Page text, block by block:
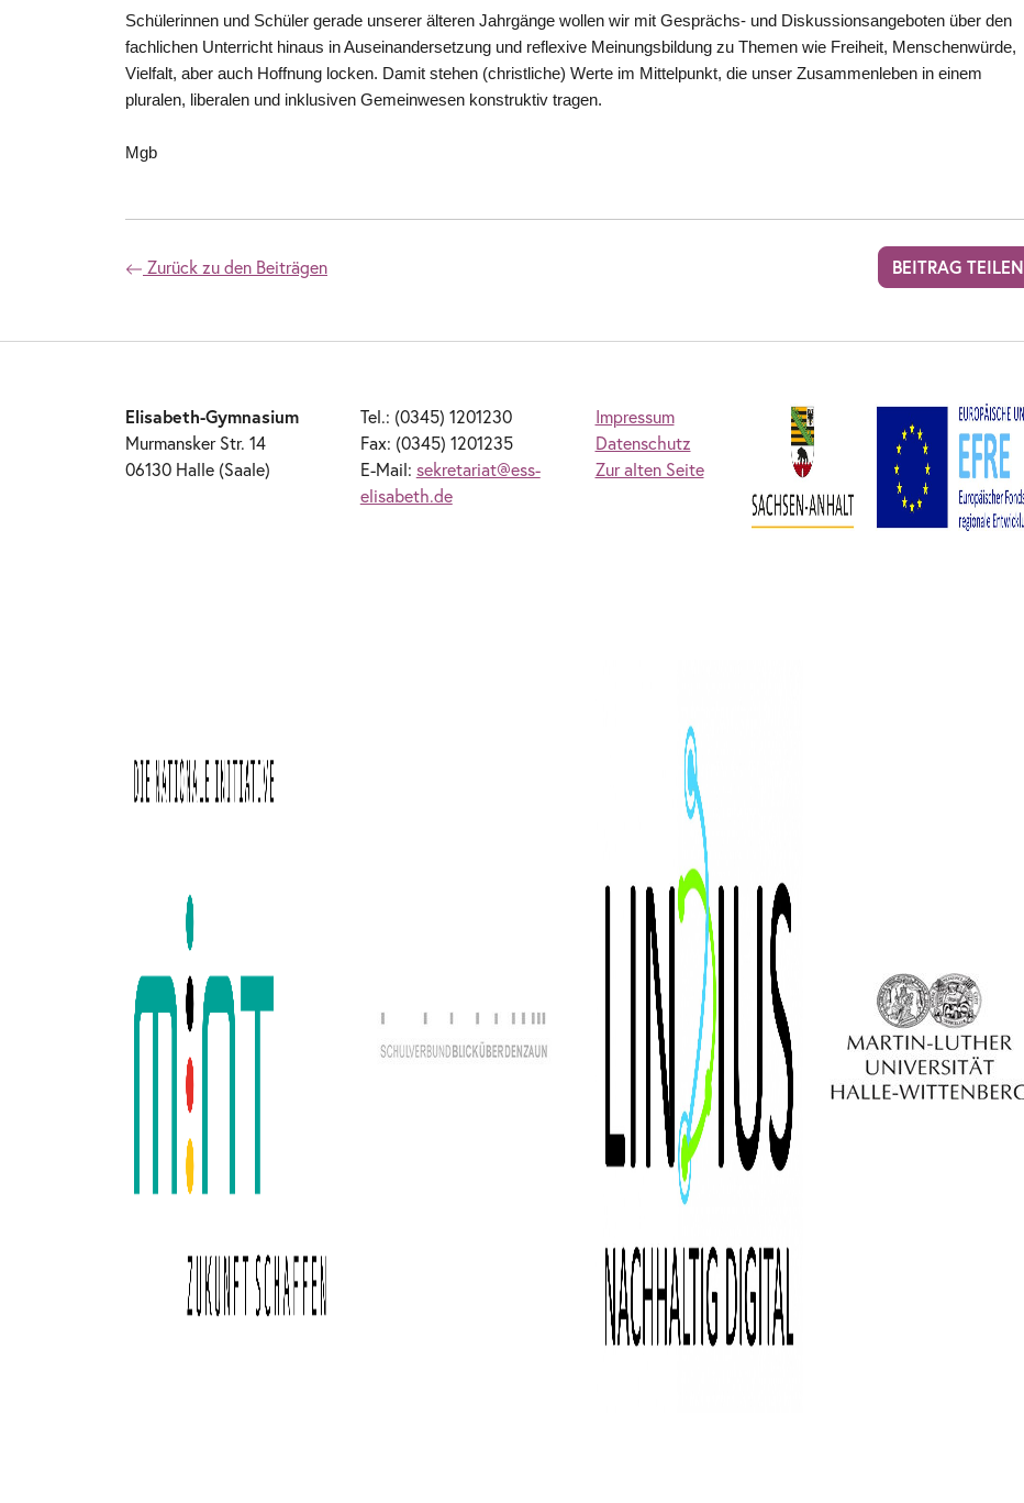
Schülerinnen und Schüler gerade unserer älteren Jahrgänge wollen wir mit Gesprächs- und Diskussionsangeboten über den
fachlichen Unterricht hinaus in Auseinandersetzung und reflexive Meinungsbildung zu Themen wie Freiheit, Menschenwürde,
Vielfalt, aber auch Hoffnung locken. Damit stehen (christliche) Werte im Mittelpunkt, die unser Zusammenleben in einem
pluralen, liberalen und inklusiven Gemeinwesen konstruktiv tragen.
Mgb
Zurück zu den Beiträgen BEITRAG TEILEN
Elisabeth-Gymnasium
Murmansker Str. 14
06130 Halle (Saale)
Tel.: (0345) 1201230
Fax: (0345) 1201235
E-Mail: sekretariat@ess-
elisabeth.de
Impressum
Datenschutz
Zur alten Seite